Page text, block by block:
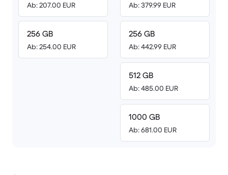
Ab: 207.00 EUR
256 GB
Ab: 254.00 EUR
Ab: 379.99 EUR
256 GB
Ab: 442.99 EUR
512 GB
Ab: 485.00 EUR
1000 GB
Ab: 681.00 EUR